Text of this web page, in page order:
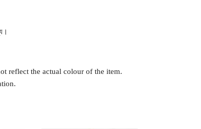
reflect the actual colour of the item.